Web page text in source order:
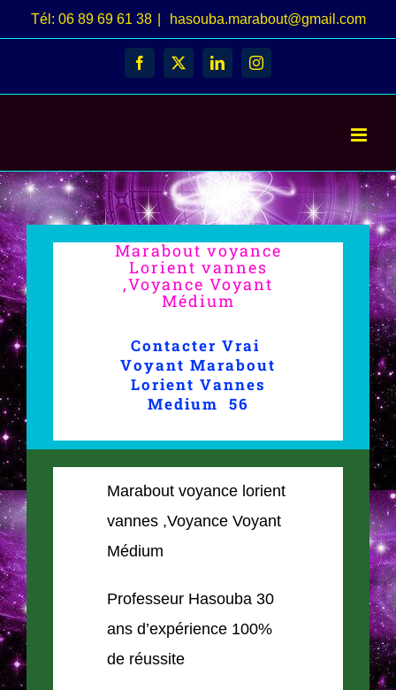
Passer
au
Tél: 06 89 69 61 38 hasouba.marabout@gmail.com
Facebook
X LinkedInInstagram
Marabout voyance
Lorient vannes
,Voyance Voyant
Médium
Contacter Vrai
Voyant Marabout
Lorient Vannes
Medium 56
Marabout voyance lorient
vannes ,Voyance Voyant
Médium
Professeur Hasouba 30
ans d’expérience 100%
de réussite